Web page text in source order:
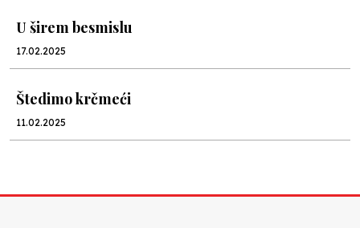
U širem besmislu
17.02.2025
Štedimo krčmeći
11.02.2025
26.12.2024